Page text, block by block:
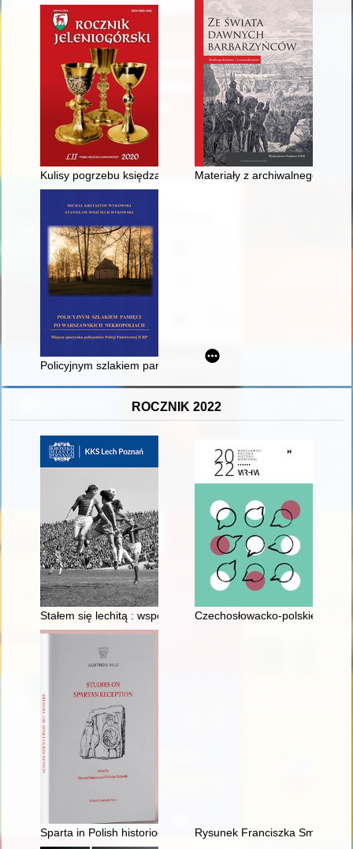
Kulisy pogrzebu księdza pułkownika Wilhelma Franciszka
Materiały z archiwalnego
Policyjnym szlakiem pamięci po warszawskich nekropoliach :
ROCZNIK 2022
Stałem się lechitą : wspomnienia kierownika pierwszej
Czechosłowacko-polskie sieci
Sparta in Polish historiography Rysunek Franciszka